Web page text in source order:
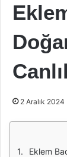
2 Aralık 2024
Eklem